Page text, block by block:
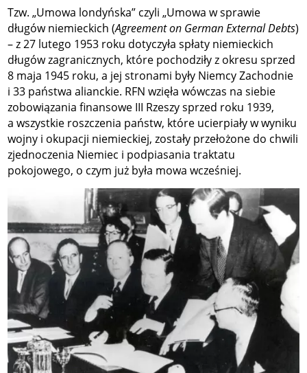
Tzw. „Umowa londyńska” czyli „Umowa w sprawie
długów niemieckich (Agreement on German External Debts)
– z 27 lutego 1953 roku dotyczyła spłaty niemieckich
długów zagranicznych, które pochodziły z okresu sprzed
8 maja 1945 roku, a jej stronami były Niemcy Zachodnie
i 33 państwa alianckie. RFN wzięła wówczas na siebie
zobowiązania finansowe III Rzeszy sprzed roku 1939,
a wszystkie roszczenia państw, które ucierpiały w wyniku
wojny i okupacji niemieckiej, zostały przełożone do chwili
zjednoczenia Niemiec i podpiasania traktatu
pokojowego, o czym już była mowa wcześniej.